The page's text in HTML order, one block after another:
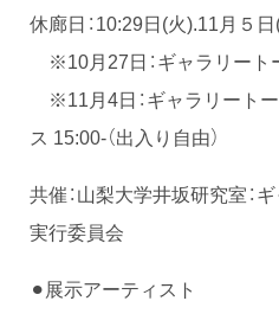
休廊日：10:29日(火).11月５
※10月27日：ギャラリート
※11月4日：ギャラリート
ス 15:00-（出入り自由）
共催：山梨大学井坂研究室：
実行委員会
⚫︎展示アーティスト